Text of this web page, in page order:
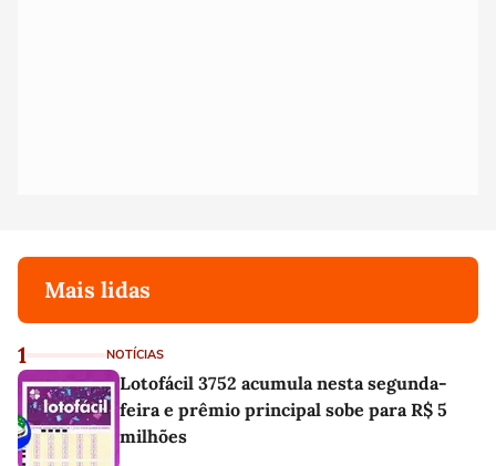
Mais lidas
1 NOTÍCIAS
Lotofácil 3752 acumula nesta segunda-
feira e prêmio principal sobe para R$ 5
milhões